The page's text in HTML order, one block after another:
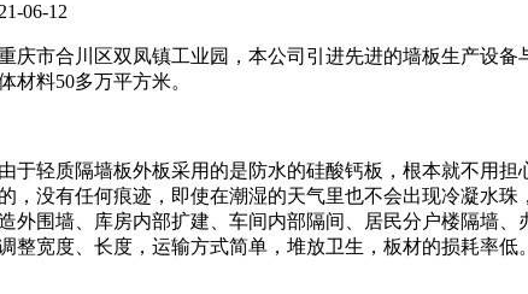
06-12
庆市合川区双凤镇工业园，本公司引进先进的墙板生产设
材料50多万平方米。
于轻质隔墙板外板采用的是防水的硅酸钙板，根本就不用
，没有任何痕迹，即使在潮湿的天气里也不会出现冷凝水
外围墙、库房内部扩建、车间内部隔间、居民分户楼隔墙
整宽度、长度，运输方式简单，堆放卫生，板材的损耗率低。